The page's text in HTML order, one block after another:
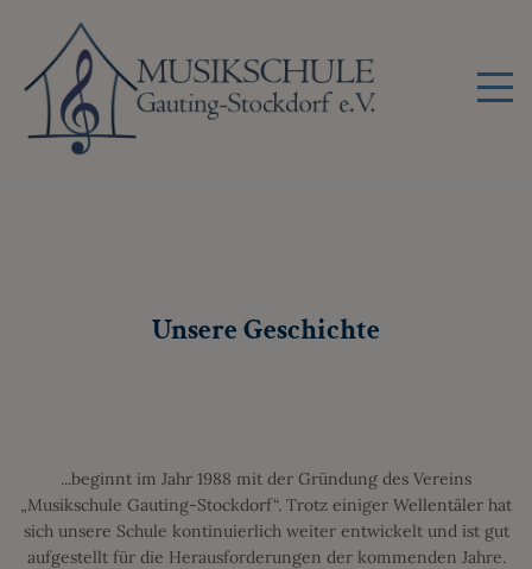
Unsere Geschichte
...beginnt im Jahr 1988 mit der Gründung des Vereins
„Musikschule Gauting-Stockdorf“. Trotz einiger Wellentäler hat
sich unsere Schule kontinuierlich weiter entwickelt und ist gut
aufgestellt für die Herausforderungen der kommenden Jahre.